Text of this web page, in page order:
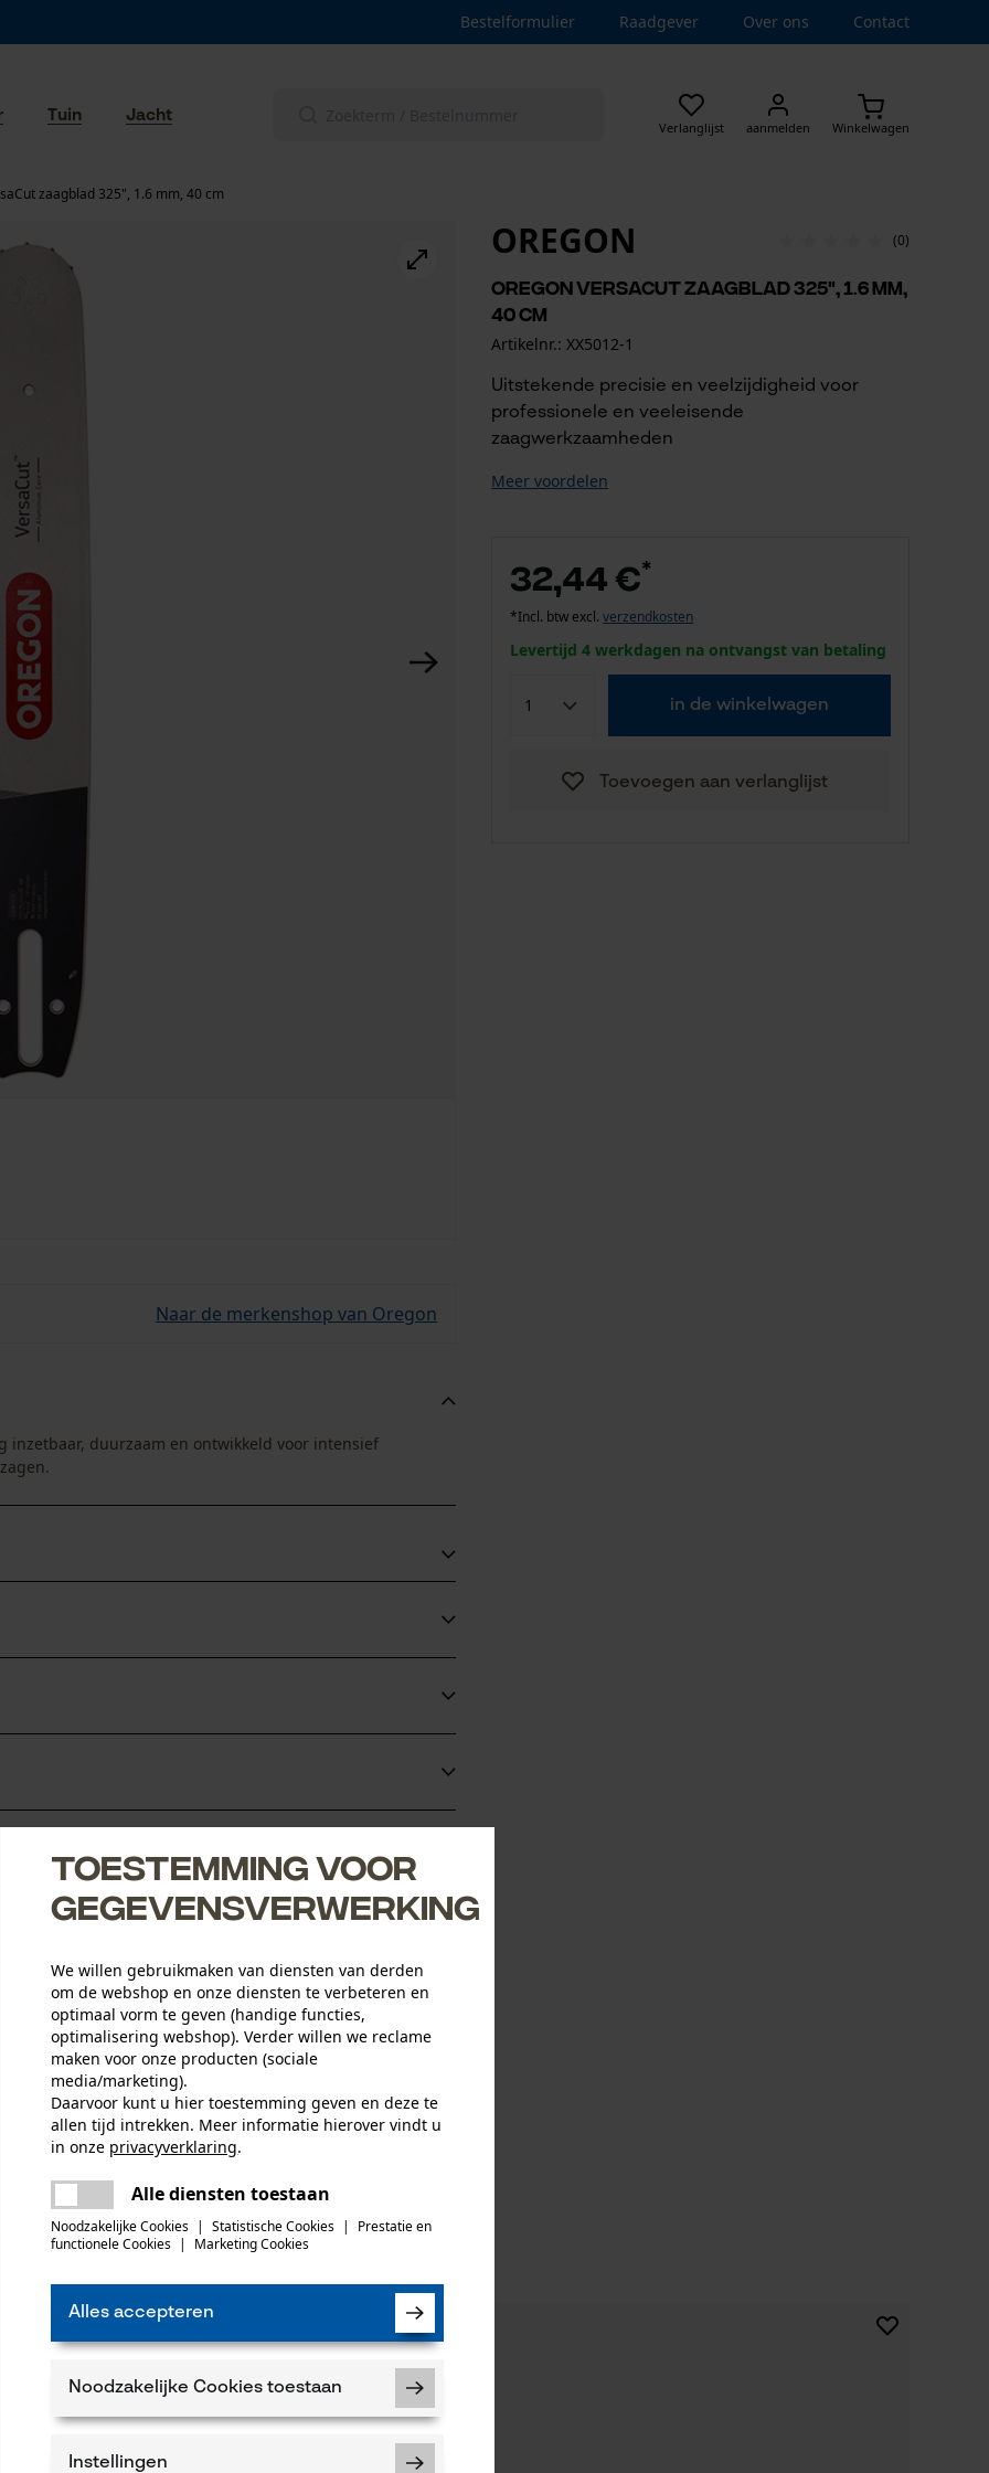
Bestelformulier Raadgever Over ons Contact
Verlanglijst aanmelden Winkelwagen
Tuin Jacht
zaagblad 325", 1.6 mm, 40 cm
OREGON (0)
Oregon VersaCut zaagblad 325", 1.6 mm,
40 cm
Artikelnr.: XX5012-1
Uitstekende precisie en veelzijdigheid voor
professionele en veeleisende
zaagwerkzaamheden
Meer voordelen
32,44 €*
*Incl. btw excl.verzendkosten
Levertijd 4 werkdagen na ontvangst van betaling
in de winkelwagen
Toevoegen aan verlanglijst
Naar de merkenshop van Oregon
inzetbaar, duurzaam en ontwikkeld voor intensief
Aantal aandrijfschakels
Branche
Bosbouw, Steden en gemeenten, Tuin- en
landschapsarchitectuur, Handwerk, Fruitteelt,
Landbouw
Leveringsomvang
1 x zaagblad
gelakt oppervlak
gebreken opmerkt, aarzel dan niet om contact
66 of per e-mail op info-nl@kox.eu.
Product aanbevelen
Toestemming voor
gegevensverwerking
We willen gebruikmaken van diensten van derden
om de webshop en onze diensten te verbeteren en
optimaal vorm te geven (handige functies,
optimalisering webshop). Verder willen we reclame
maken voor onze producten (sociale
media/marketing).
Daarvoor kunt u hier toestemming geven en deze te
allen tijd intrekken. Meer informatie hierover vindt u
in onze privacyverklaring.
Alle diensten toestaan
Noodzakelijke Cookies | Statistische Cookies |
Prestatie en
functionele Cookies | Marketing Cookies
Alles accepteren
Noodzakelijke Cookies toestaan
Instellingen
opnieuw te proberen.
mail